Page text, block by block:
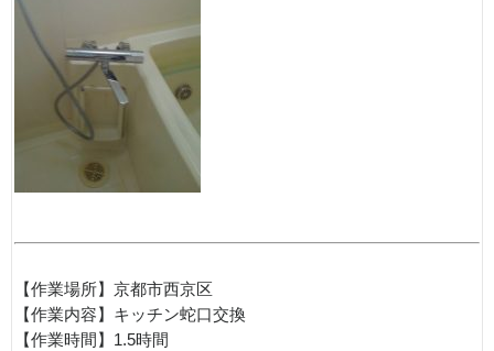
【作業場所】京都市西京区
【作業内容】キッチン蛇口交換
【作業時間】1.5時間